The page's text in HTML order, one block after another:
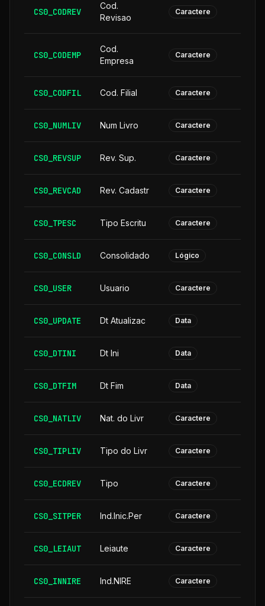
CS0_CODREV
Cod.
Revisao
Caractere
CS0_CODEMP
Cod.
Empresa
Caractere
CS0_CODFIL Cod. Filial Caractere
CS0_NUMLIV Num Livro Caractere
CS0_REVSUP Rev. Sup. Caractere
CS0_REVCAD Rev. Cadastr Caractere
CS0_TPESC Tipo Escritu Caractere
CS0_CONSLD Consolidado Lógico
CS0_USER Usuario Caractere
CS0_UPDATE Dt Atualizac Data
CS0_DTINI Dt Ini Data
CS0_DTFIM Dt Fim Data
CS0_NATLIV Nat. do Livr Caractere
CS0_TIPLIV Tipo do Livr Caractere
CS0_ECDREV Tipo Caractere
CS0_SITPER Ind.Inic.Per Caractere
CS0_LEIAUT Leiaute Caractere
CS0_INNIRE Ind.NIRE Caractere